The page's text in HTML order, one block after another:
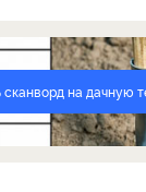
сканворд на дачную